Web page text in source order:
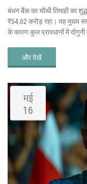
बंधन बैंक का चौथी तिमाही का
₹54.62 करोड़ रहा। यह मुख्य
के कारण कुल प्रावधानों में
और देखें
मई
16